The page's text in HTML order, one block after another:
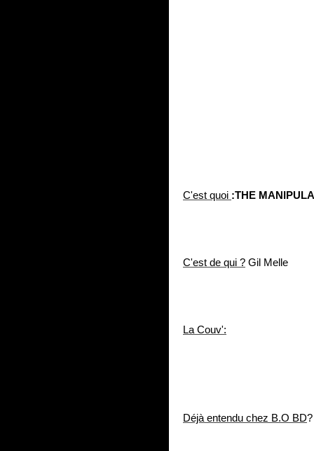
C'est quoi :THE
C'est de qui ? Gil Melle
La Couv':
Déjà entendu chez B.O BD